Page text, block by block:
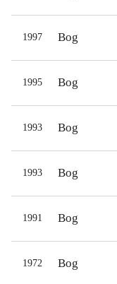
1997 Bog
1995 Bog
1993 Bog
1993 Bog
1991 Bog
1972 Bog